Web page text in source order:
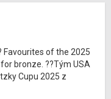
Favourites of the 2025
bronze. ??Tým USA
Cupu 2025 z